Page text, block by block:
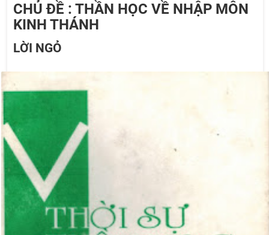
CHỦ ĐỀ : THẦN HỌC VỀ NHẬP MÔN
KINH THÁNH
LỜI NGỎ